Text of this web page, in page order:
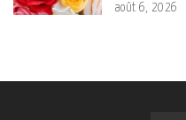
août 6, 2026